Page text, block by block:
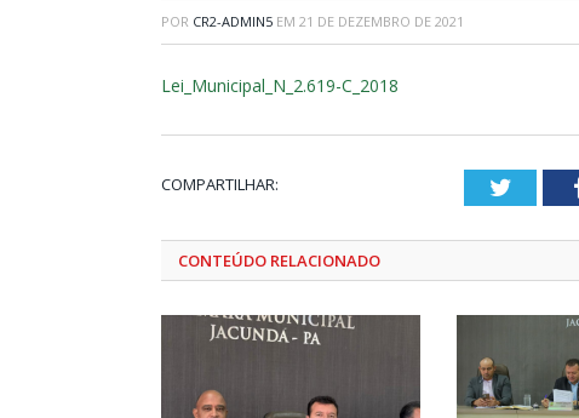
POR CR2-ADMIN5 EM 21 DE DEZEMBRO DE 2021
Lei_Municipal_N_2.619-C_2018
COMPARTILHAR:
CONTEÚDO RELACIONADO